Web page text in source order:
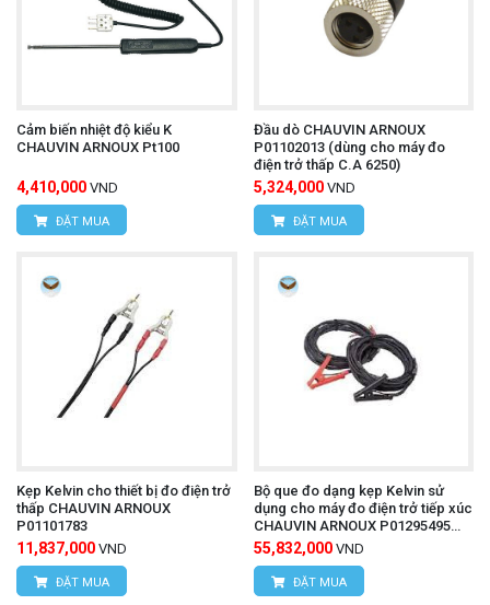
Cảm biến nhiệt độ kiểu K
CHAUVIN ARNOUX Pt100
4,410,000 VND
ĐẶT MUA
Đầu dò CHAUVIN ARNOUX
P01102013 (dùng cho máy đo
điện trở thấp C.A 6250)
5,324,000 VND
ĐẶT MUA
Kẹp Kelvin cho thiết bị đo điện trở
thấp CHAUVIN ARNOUX
P01101783
11,837,000 VND
ĐẶT MUA
Bộ que đo dạng kẹp Kelvin sử
dụng cho máy đo điện trở tiếp xúc
CHAUVIN ARNOUX P01295495
(200A, 15m)
55,832,000 VND
ĐẶT MUA